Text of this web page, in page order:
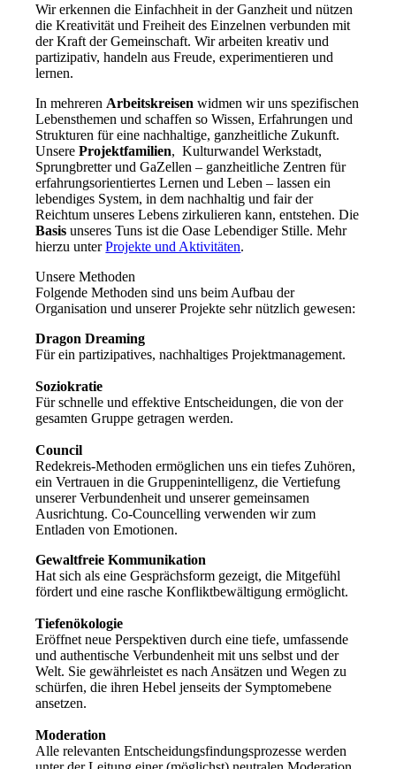
Wir erkennen die Einfachheit in der Ganzheit und nützen
die Kreativität und Freiheit des Einzelnen verbunden mit
der Kraft der Gemeinschaft. Wir arbeiten kreativ und
partizipativ, handeln aus Freude, experimentieren und
lernen.
In mehreren Arbeitskreisen widmen wir uns spezifischen
Lebensthemen und schaffen so Wissen, Erfahrungen und
Strukturen für eine nachhaltige, ganzheitliche Zukunft.
Unsere Projektfamilien, Kulturwandel Werkstadt,
Sprungbretter und GaZellen – ganzheitliche Zentren für
erfahrungsorientiertes Lernen und Leben – lassen ein
lebendiges System, in dem nachhaltig und fair der
Reichtum unseres Lebens zirkulieren kann, entstehen. Die
Basis unseres Tuns ist die Oase Lebendiger Stille. Mehr
hierzu unterProjekte und Aktivitäten.
Unsere Methoden
Folgende Methoden sind uns beim Aufbau der
Organisation und unserer Projekte sehr nützlich gewesen:
Dragon Dreaming
Für ein partizipatives, nachhaltiges Projektmanagement.
Soziokratie
Für schnelle und effektive Entscheidungen, die von der
gesamten Gruppe getragen werden.
Council
Redekreis-Methoden ermöglichen uns ein tiefes Zuhören,
ein Vertrauen in die Gruppenintelligenz, die Vertiefung
unserer Verbundenheit und unserer gemeinsamen
Ausrichtung. Co-Councelling verwenden wir zum
Entladen von Emotionen.
Gewaltfreie Kommunikation
Hat sich als eine Gesprächsform gezeigt, die Mitgefühl
fördert und eine rasche Konfliktbewältigung ermöglicht.
Tiefenökologie
Eröffnet neue Perspektiven durch eine tiefe, umfassende
und authentische Verbundenheit mit uns selbst und der
Welt. Sie gewährleistet es nach Ansätzen und Wegen zu
schürfen, die ihren Hebel jenseits der Symptomebene
ansetzen.
Moderation
Alle relevanten Entscheidungsfindungsprozesse werden